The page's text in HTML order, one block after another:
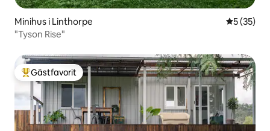
Minihus i Linthorpe 5 av 5 i
5 (35)
"Tyson Rise"
Populär gästfavorit
Gästfavorit